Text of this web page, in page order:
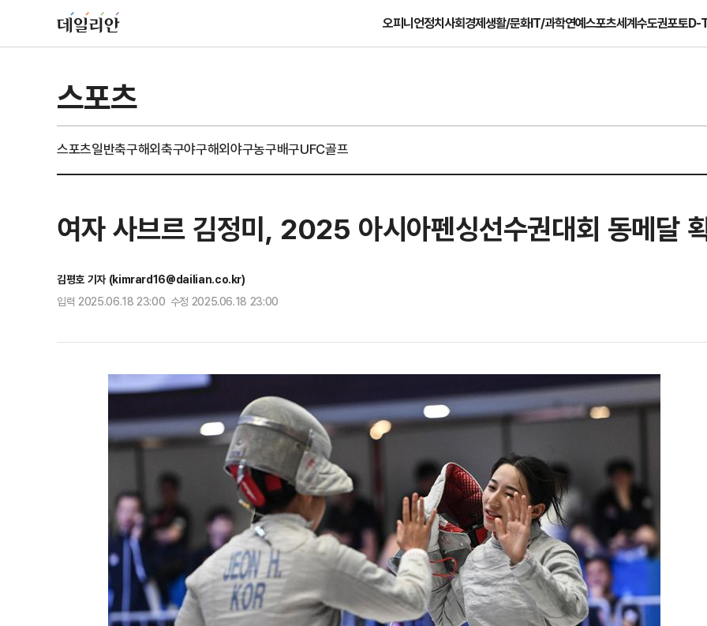
오피니언정치사회경제생활/문화IT/과학연예스포츠세계수도권포토D-
스포츠
스포츠일반축구해외축구야구해외야구농구배구UFC골프
여자 사브르 김정미, 2025 아시아펜싱선수권대회 동메달
김평호 기자 (kimrard16@dailian.co.kr)
입력 2025.06.18 23:00 수정 2025.06.18 23:00